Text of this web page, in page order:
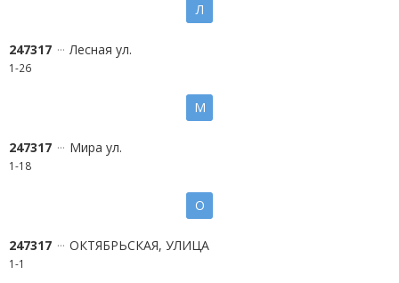
Л
247317 Лесная ул.
1-26
М
247317 Мира ул.
1-18
О
247317 ОКТЯБРЬСКАЯ, УЛИЦА
1-1